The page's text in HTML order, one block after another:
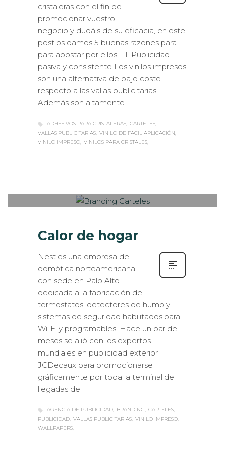
cristaleras con el fin de
promocionar vuestro
negocio y dudáis de su eficacia, en este
post os damos 5 buenas razones para
para apostar por ellos. 1. Publicidad
pasiva y consistente Los vinilos impresos
son una alternativa de bajo coste
respecto a las vallas publicitarias.
Además son altamente
ADHESIVOS PARA CRISTALERAS CARTELES
VALLAS PUBLICITARIAS VINILO DE FÁCIL APLICACIÓN
VINILO IMPRESO VINILOS PARA CRISTALES
Calor de hogar
Nest es una empresa de
domótica norteamericana
con sede en Palo Alto
dedicada a la fabricación de
termostatos, detectores de humo y
sistemas de seguridad habilitados para
Wi-Fi y programables. Hace un par de
meses se alió con los expertos
mundiales en publicidad exterior
JCDecaux para promocionarse
gráficamente por toda la terminal de
llegadas de
AGENCIA DE PUBLICIDAD BRANDING
CARTELES
PUBLICIDAD VALLAS PUBLICITARIAS VINILO IMPRESO
WALLPAPERS